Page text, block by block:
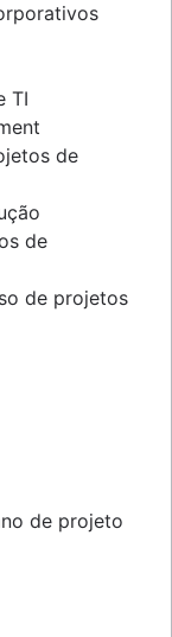
TI
de
de
de projetos
de projeto